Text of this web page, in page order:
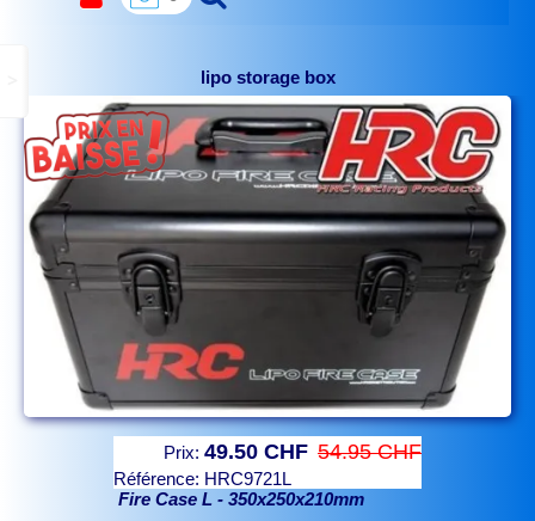
lipo storage box
Prix: 49.50 CHF 54.95 CHF
Référence: HRC9721L
Fire Case L - 350x250x210mm